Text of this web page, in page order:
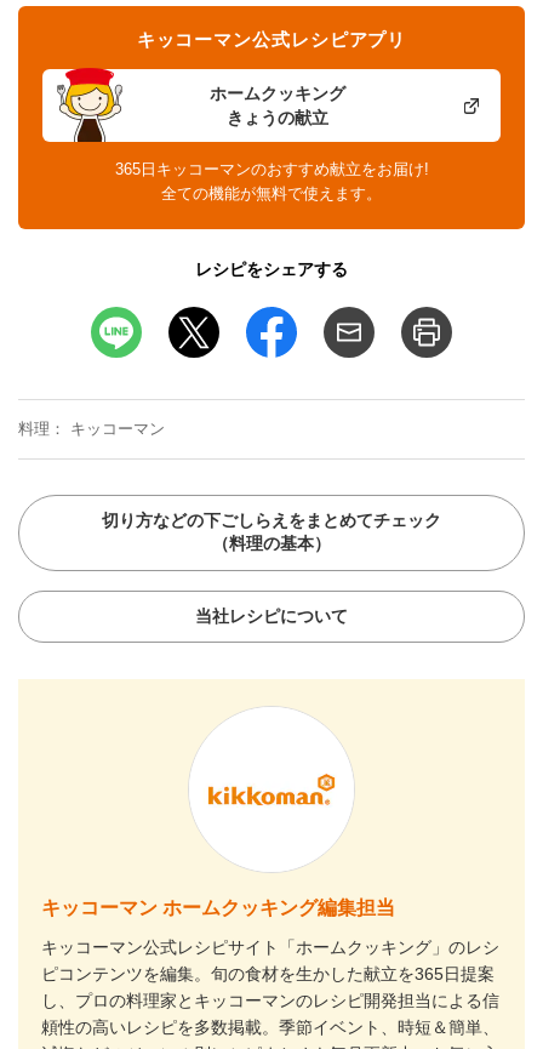
ホームクッキング
きょうの献立
キッコーマン公式レシピアプリ
365日キッコーマンのおすすめ献立をお届け!
全ての機能が無料で使えます。
レシピをシェアする
料理 キッコーマン
切り方などの下ごしらえをまとめてチェック
（料理の基本）
当社レシピについて
キッコーマン ホームクッキング編集担当
キッコーマン公式レシピサイト「ホームクッキング」のレシ
ピコンテンツを編集。旬の食材を生かした献立を365日提案
し、プロの料理家とキッコーマンのレシピ開発担当による信
頼性の高いレシピを多数掲載。季節イベント、時短＆簡単、